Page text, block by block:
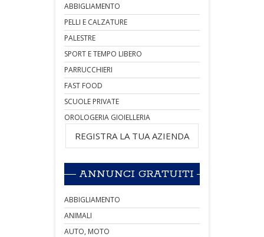
ABBIGLIAMENTO
PELLI E CALZATURE
PALESTRE
SPORT E TEMPO LIBERO
PARRUCCHIERI
FAST FOOD
SCUOLE PRIVATE
OROLOGERIA GIOIELLERIA
REGISTRA LA TUA AZIENDA
ANNUNCI GRATUITI
ABBIGLIAMENTO
ANIMALI
AUTO, MOTO